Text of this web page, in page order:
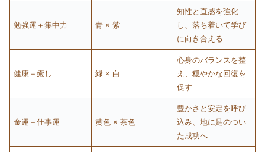
勉強運＋集中力 青 × 紫
知性と直感を強化
し、落ち着いて学び
に向き合える
健康＋癒し 緑 × 白
心身のバランスを整
え、穏やかな回復を
促す
金運＋仕事運 黄色 × 茶色
豊かさと安定を呼び
込み、地に足のつい
た成功へ